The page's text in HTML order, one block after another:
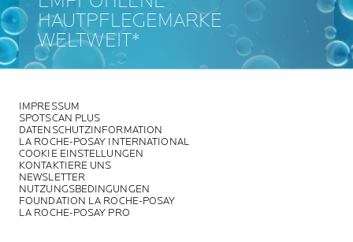
HAUTPFLEGEMARKE
WELTWEIT*
IMPRESSUM
SPOTSCAN PLUS
DATENSCHUTZINFORMATION
LA ROCHE-POSAY INTERNATIONAL
COOKIE EINSTELLUNGEN
KONTAKTIERE UNS
NEWSLETTER
NUTZUNGSBEDINGUNGEN
FOUNDATION LA ROCHE-POSAY
LA ROCHE-POSAY PRO